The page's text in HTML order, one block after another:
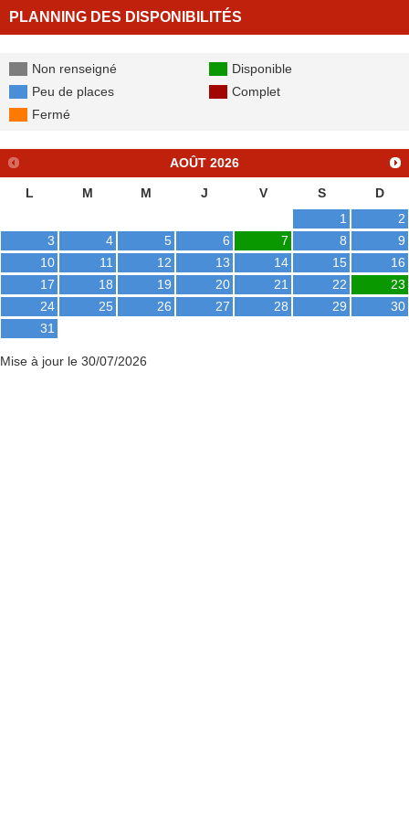
PLANNING DES DISPONIBILITÉS
Non renseigné
Disponible
Peu de places
Complet
Fermé
AOÛT 2026
L M M J V S
D
1
2
3
4 5 6 7 8
9
10
11 12 13 14 15
16
17
18 19 20 21 22
23
24
25 26 27 28 29
30
31
Mise à jour le 30/07/2026